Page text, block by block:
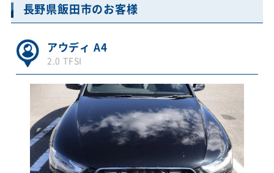
長野県飯田市のお客様
アウディ A4
2.0 TFSI